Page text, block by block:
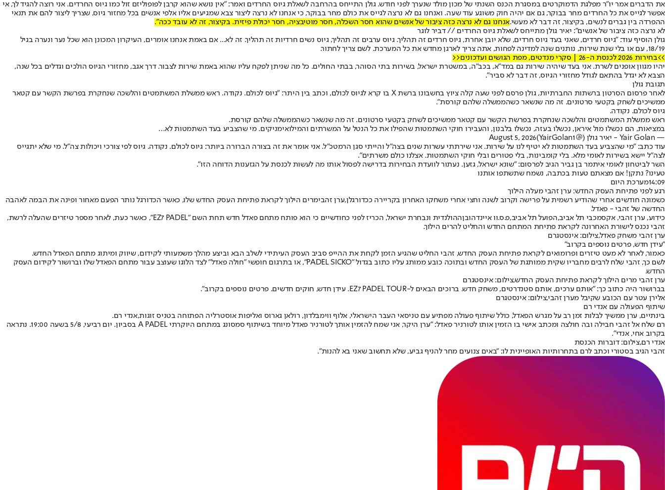
את הדברים אמר יו"ר מפלגת הדמוקרטים במסגרת הכנס השנתי של מכון מולד שנערך לפני חודש. גולן התייחס בהרחבה לשאלת גיוס החרדים ואמר: "אין נושא שהוא קרבן לפופוליזם זול כמו גיוס החרדים. אני רוצה להגיד לך, אי
אפשר לגייס את כל החרדים מחר בבוקר, גם אם יהיה חוק משוגע עוד שעה. ואנחנו גם לא נרצה לגייס את כולם מחר בבוקר, כי אנחנו לא נרצה ליצור צבא שמגיעים אליו אלפי אנשים בכל מחזור גיוס, שצריך ליצור להם את תנאי
ההפרדה בין גברים לנשים, בקיצור, זה דבר לא מעשי.אנחנו גם לא נרצה כזה ציבור של אנשים שהוא חסר השכלה, חסר מוטיבציה, חסר יכולת פיזית. בקיצור, זה לא עובד ככה".
לא נרצה כזה ציבור של אנשים": יאיר גולן מתייחס לשאלת גיוס החרדים // דביר לוגר
גולן הוסיף עוד: "גיוס חרדים, שאני בעד גיוס חרדים, שלא יובן אחרת, גיוס חרדים זה תהליך. גיוס ערבים זה תהליך, גיוס נשים חרדיות זה תהליך. זה לא... אם באמת אנחנו אומרים, העיקרון המכונן הוא שכל נער ונערה בגיל
18/19, עם או בלי שנת שירות, נותנים שנה למדינה לפחות, אתה צריך לארגן מחדש את כל המערכת. לשם צריך לחתור.
>>בחירות 2026 לכנסת ה-26 | סקרי מנדטים, מפת הגושים ועדכונים<<
יהיו מגוון אופנים לשרת. אני בעד שיהיה שירות גם במד"א, בכב"ה, במשטרת ישראל, בשירות בתי הסוהר, בבתי החולים. כל מה שניתן לפקח עליו שהוא באמת שירות לצבור. דרך אגב, מחזורי הגיוס הולכים וגדלים בכל שנה,
הצבא לא יגדל בהתאם לגודל מחזורי הגיוס, זה דבר לא סביר".
תגובת גולן
לאחר פרסום הסרטון ברשתות החברתיות, גולן פרסם לפני שעה קלה ציוץ בחשבונו ברשת X בו קרא לגיוס לכולם, וכתב בין היתר: "גיוס לכולם. נקודה. ראש ממשלת המשתמטים והלשכה שנחקרת בפרשת הקשר עם קטאר
ממשיכים לשחק בקטעי סרטונים. זה מה שנשאר כשהממשלה שלהם קורסת".
גיוס לכולם. נקודה.
ראש ממשלת המשתמטים והלשכה שנחקרת בפרשת הקשר עם קטאר ממשיכים לשחק בקטעי סרטונים. זה מה שנשאר כשהממשלה שלהם קורסת.
במציאות, הם נכשלו מול איראן, נכשלו בעזה, נכשלו בלבנון, והעבירו חוקי השתמטות שהפילו את כל הנטל על המשרתים והמילואימניקים. מי שהצביע בעד השתמטות לא…
— Yair Golan - יאיר גולן (@YairGolan1)
August 5, 2026
עוד כתב: "מי שהצביע בעד השתמטות לא יטיף לנו על שירות. אני שירתתי עשרות שנים בצה״ל והייתי סגן הרמטכ״ל. אני אומר את זה בצורה הברורה ביותר: גיוס לכולם. נקודה. גיוס לפי צורכי ויכולות צה״ל. מי שלא יתגייס
לצה״ל יישא בשירות לאומי מלא. בלי קומבינות, בלי פטורים ובלי חוקי השתמטות. אצלנו כולם משרתים".
השר לביטחון לאומי איתמר בן גביר הגיב לפרסום: "שונא ישראל, גזען. נעתור לוועדת הבחירות בדרישה לפסול אותו מה לעשות לכנסת על הגזענות הדוחה הזו".
טעינו? נתקן! אם מצאתם טעות בכתבה, נשמח שתשתפו אותנו
14:09מערכת היום
רגע לפני פתיחת העסק החדש: ערן זהבי מעלה הילוך
כשמונה חודשים אחרי שהודיע רשמית על פרישה וקרוב לשנה וחצי אחרי משחקו האחרון בקריירה ככדורגלן,ערן זהבימרים הילוך לקראת פתיחת העסק החדש שלו, כאשר הכדורגל נותר הפעם מאחור ופינה את הבמה לאהבה
החדשה של זהבי - פאדל.
כידוע, ערן זהבי, אקסמכבי תל אביב,הפועל תל אביב,פ.ס.וו איינדהובן
ההולנדית ונבחרת ישראל, הכריז לפני כחודשיים כי הוא פותח מתחם פאדל חדש תחת השם "EZ7 PADEL", כאשר כעת, לאחר מספר טיזרים שהעלה לרשת,
זהבי נכנס לישורת האחרונה לקראת פתיחת המתחם החדש והחליט להרים הילוך.
ערן זהבי משחק פאדל,צילום: אינסטגרם
"עידן חדש, פרטים נוספים בקרוב"
כאמור, לאחר לא מעט טיזרים ופרומואים לקראת פתיחת העסק החדש, זהבי החליט שהגיע הזמן לקחת את ההייפ סביב העסק העיתידי לשלב הבא וביצע מהלך משמעותי לקידום, שיווק ומיתוג מתחם הפאדל החדש.
לשם כך, זהבי שלח לרבים מחבריו שקית ממותגת של העסק החדש ובתוכה כובע ממותג עליו כתוב בגדול "PADEL SICKO", או בתרגום חופשי "חולה פאדל" לצד הלוגו שעוצב עבור מתחם הפאדל שלו וברושור לקידום העסק
החדש.
ערן זהבי מרים הילוך לקראת פתיחת העסק החדש,צילום: אינסטגרם
בברושור היה כתוב כך: "אותם ערכים, אותם סטנדרטים, משחק חדש. ברוכים הבאים ל-EZ7 PADEL TOUR. עידן חדש, חוקים חדשים. פרטים נוספים בקרוב".
אלירן עטר עם הכובע שקיבל מערן זהבי,צילום: אינסטגרם
שיתוף הפעולה עם אנדי רם
בינתיים, ערן ממשיך לבלות זמן רב על מגרש הפאדל, כולל שיתוף פעולה מפתיע עם טניסאי העבר הישראלי, אלוף ווימבלדון, רולאן גארוס ואליפות אוסטרליה הפתוחה בטניס זוגות,אנדי רם.
רם שלח אל זהבי חבילה ובה חולצה ומכתב אישי בו הזמין אותו לטורניר פאדל: "ערן היקר, אני שמח להזמין אותך לטורניר פאדל מיוחד בשיתוף סמסונג במתחם היוקרתי A PADEL בסביון. יום רביעי, 5/8 בשעה 19:00. נתראה
בקרוב אחי, אנדי".
אנדי רם,צילום: דוברות הכנסת
זהבי הגיב בסטורי וכתב לרם בתחרותיות האופיינית לו: "באים צנועים מחר להניף גביע, שלא תחשוב שאני בא להנות".